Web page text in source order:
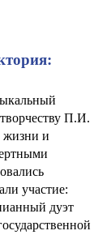
П.И.
жизни и
участие:
дуэт